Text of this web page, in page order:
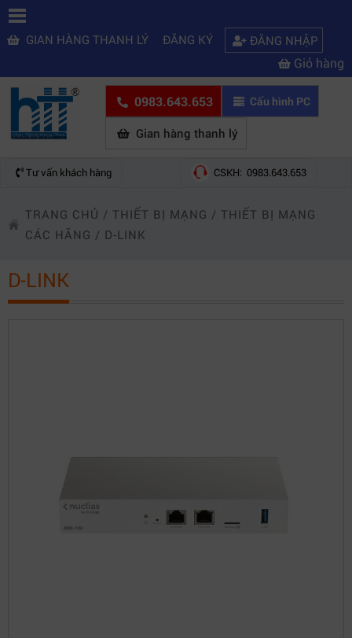
GIAN HÀNG THANH LÝ ĐĂNG KÝ ĐĂNG NHẬP
Giỏ hàng
0983.643.653 Cấu hình PC
Gian hàng thanh lý
Tư vấn khách hàng CSKH: 0983.643.653
TRANG CHỦ / THIẾT BỊ MẠNG / THIẾT BỊ MẠNG
CÁC HÃNG / D-LINK
D-LINK